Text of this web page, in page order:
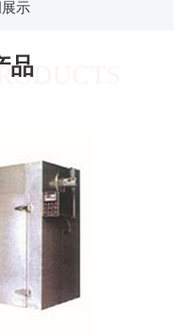
示
品